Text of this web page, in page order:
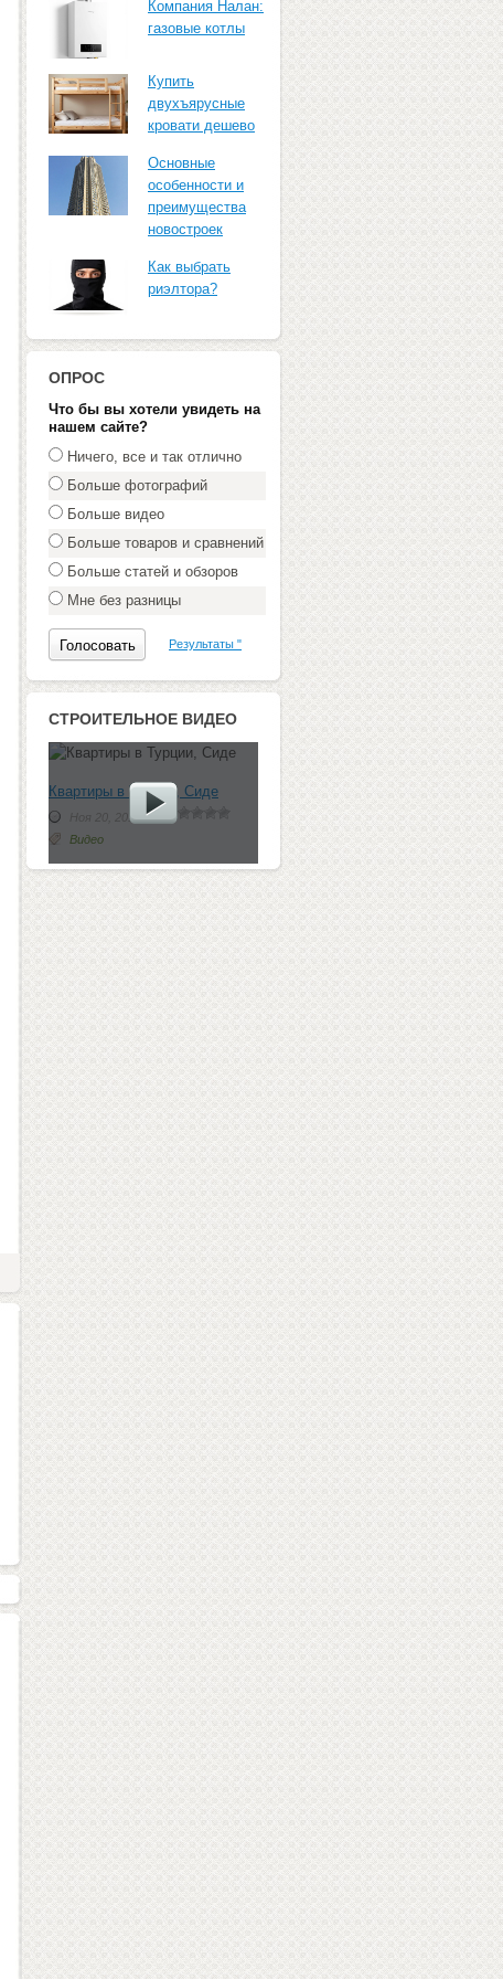
Компания Налан:
газовые котлы
Купить
двухъярусные
кровати дешево
Основные
особенности и
преимущества
новостроек
Как выбрать
риэлтора?
ОПРОС
Что бы вы хотели увидеть на
нашем сайте?
Ничего, все и так отлично
Больше фотографий
Больше видео
Больше товаров и сравнений
Больше статей и обзоров
Мне без разницы
Результаты "
СТРОИТЕЛЬНОЕ ВИДЕО
Квартиры в Турции, Сиде
Ноя 20, 2012 г.
Видео